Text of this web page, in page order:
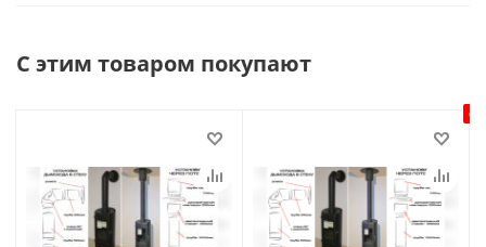
С этим товаром покупают